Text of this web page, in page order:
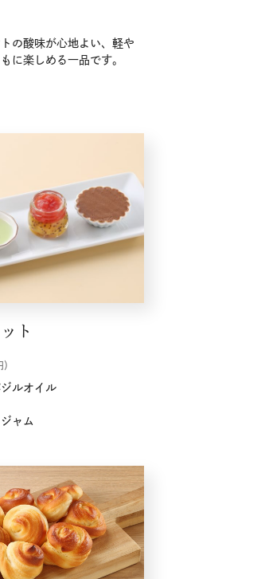
の酸味が心地よい、軽や
に楽しめる一品です。
ト
ルオイル
ャム